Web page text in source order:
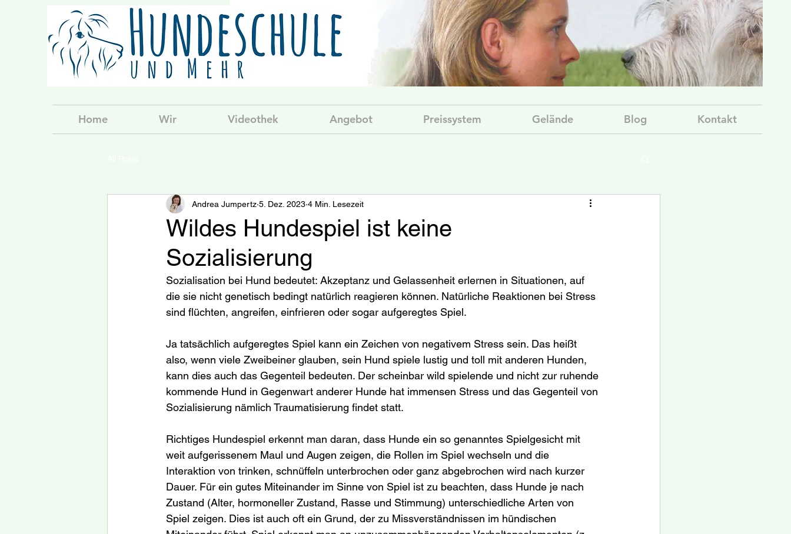
Home Wir Videothek Angebot Preissystem Gelände Blog Kontakt
Wildes Hundespiel ist keine
Sozialisierung
Andrea Jumpertz 5. Dez. 2023 4 Min. Lesezeit
Sozialisation bei Hund bedeutet: Akzeptanz und Gelassenheit erlernen in Situationen, auf
die sie nicht genetisch bedingt natürlich reagieren können. Natürliche Reaktionen bei Stress
sind flüchten, angreifen, einfrieren oder sogar aufgeregtes Spiel.
Ja tatsächlich aufgeregtes Spiel kann ein Zeichen von negativem Stress sein. Das heißt
also, wenn viele Zweibeiner glauben, sein Hund spiele lustig und toll mit anderen Hunden,
kann dies auch das Gegenteil bedeuten. Der scheinbar wild spielende und nicht zur ruhende
kommende Hund in Gegenwart anderer Hunde hat immensen Stress und das Gegenteil von
Sozialisierung nämlich Traumatisierung findet statt.
Richtiges Hundespiel erkennt man daran, dass Hunde ein so genanntes Spielgesicht mit
weit aufgerissenem Maul und Augen zeigen, die Rollen im Spiel wechseln und die
Interaktion von trinken, schnüffeln unterbrochen oder ganz abgebrochen wird nach kurzer
Dauer. Für ein gutes Miteinander im Sinne von Spiel ist zu beachten, dass Hunde je nach
Zustand (Alter, hormoneller Zustand, Rasse und Stimmung) unterschiedliche Arten von
Spiel zeigen. Dies ist auch oft ein Grund, der zu Missverständnissen im hündischen